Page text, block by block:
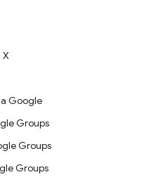
X
Google
Groups
Groups
Groups